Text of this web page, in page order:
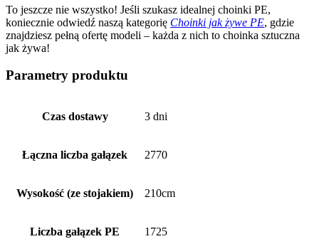
To jeszcze nie wszystko! Jeśli szukasz idealnej choinki PE,
koniecznie odwiedź naszą kategorię Choinki jak żywe PE, gdzie
znajdziesz pełną ofertę modeli – każda z nich to choinka sztuczna
jak żywa!
Parametry produktu
Czas dostawy 3 dni
Łączna liczba gałązek 2770
Wysokość (ze stojakiem) 210cm
Liczba gałązek PE 1725